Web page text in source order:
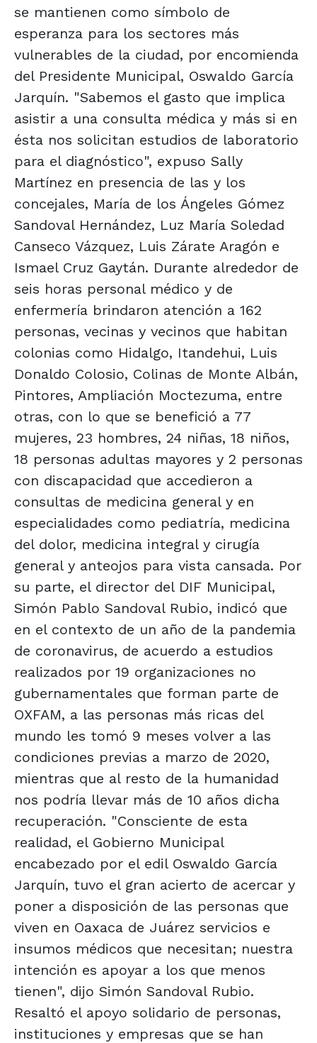
se mantienen como símbolo de
esperanza para los sectores más
vulnerables de la ciudad, por encomienda
del Presidente Municipal, Oswaldo García
Jarquín. "Sabemos el gasto que implica
asistir a una consulta médica y más si en
ésta nos solicitan estudios de laboratorio
para el diagnóstico", expuso Sally
Martínez en presencia de las y los
concejales, María de los Ángeles Gómez
Sandoval Hernández, Luz María Soledad
Canseco Vázquez, Luis Zárate Aragón e
Ismael Cruz Gaytán. Durante alrededor de
seis horas personal médico y de
enfermería brindaron atención a 162
personas, vecinas y vecinos que habitan
colonias como Hidalgo, Itandehui, Luis
Donaldo Colosio, Colinas de Monte Albán,
Pintores, Ampliación Moctezuma, entre
otras, con lo que se benefició a 77
mujeres, 23 hombres, 24 niñas, 18 niños,
18 personas adultas mayores y 2 personas
con discapacidad que accedieron a
consultas de medicina general y en
especialidades como pediatría, medicina
del dolor, medicina integral y cirugía
general y anteojos para vista cansada. Por
su parte, el director del DIF Municipal,
Simón Pablo Sandoval Rubio, indicó que
en el contexto de un año de la pandemia
de coronavirus, de acuerdo a estudios
realizados por 19 organizaciones no
gubernamentales que forman parte de
OXFAM, a las personas más ricas del
mundo les tomó 9 meses volver a las
condiciones previas a marzo de 2020,
mientras que al resto de la humanidad
nos podría llevar más de 10 años dicha
recuperación. "Consciente de esta
realidad, el Gobierno Municipal
encabezado por el edil Oswaldo García
Jarquín, tuvo el gran acierto de acercar y
poner a disposición de las personas que
viven en Oaxaca de Juárez servicios e
insumos médicos que necesitan; nuestra
intención es apoyar a los que menos
tienen", dijo Simón Sandoval Rubio.
Resaltó el apoyo solidario de personas,
instituciones y empresas que se han